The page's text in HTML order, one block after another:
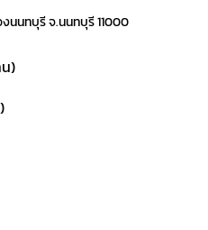
งนนทบุรี จ.นนทบุรี 11000
)